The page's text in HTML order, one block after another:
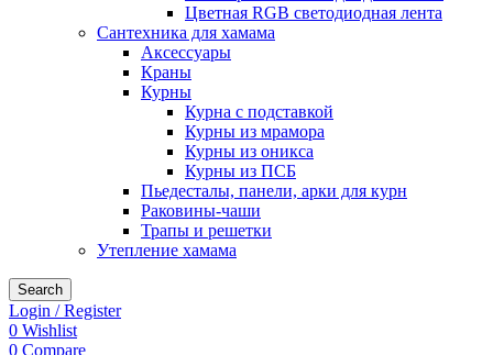
Цветная RGB светодиодная лента
Сантехника для хамама
Аксессуары
Краны
Курны
Курна с подставкой
Курны из мрамора
Курны из оникса
Курны из ПСБ
Пьедесталы, панели, арки для курн
Раковины-чаши
Трапы и решетки
Утепление хамама
Search
Login / Register
0 Wishlist
0 Compare